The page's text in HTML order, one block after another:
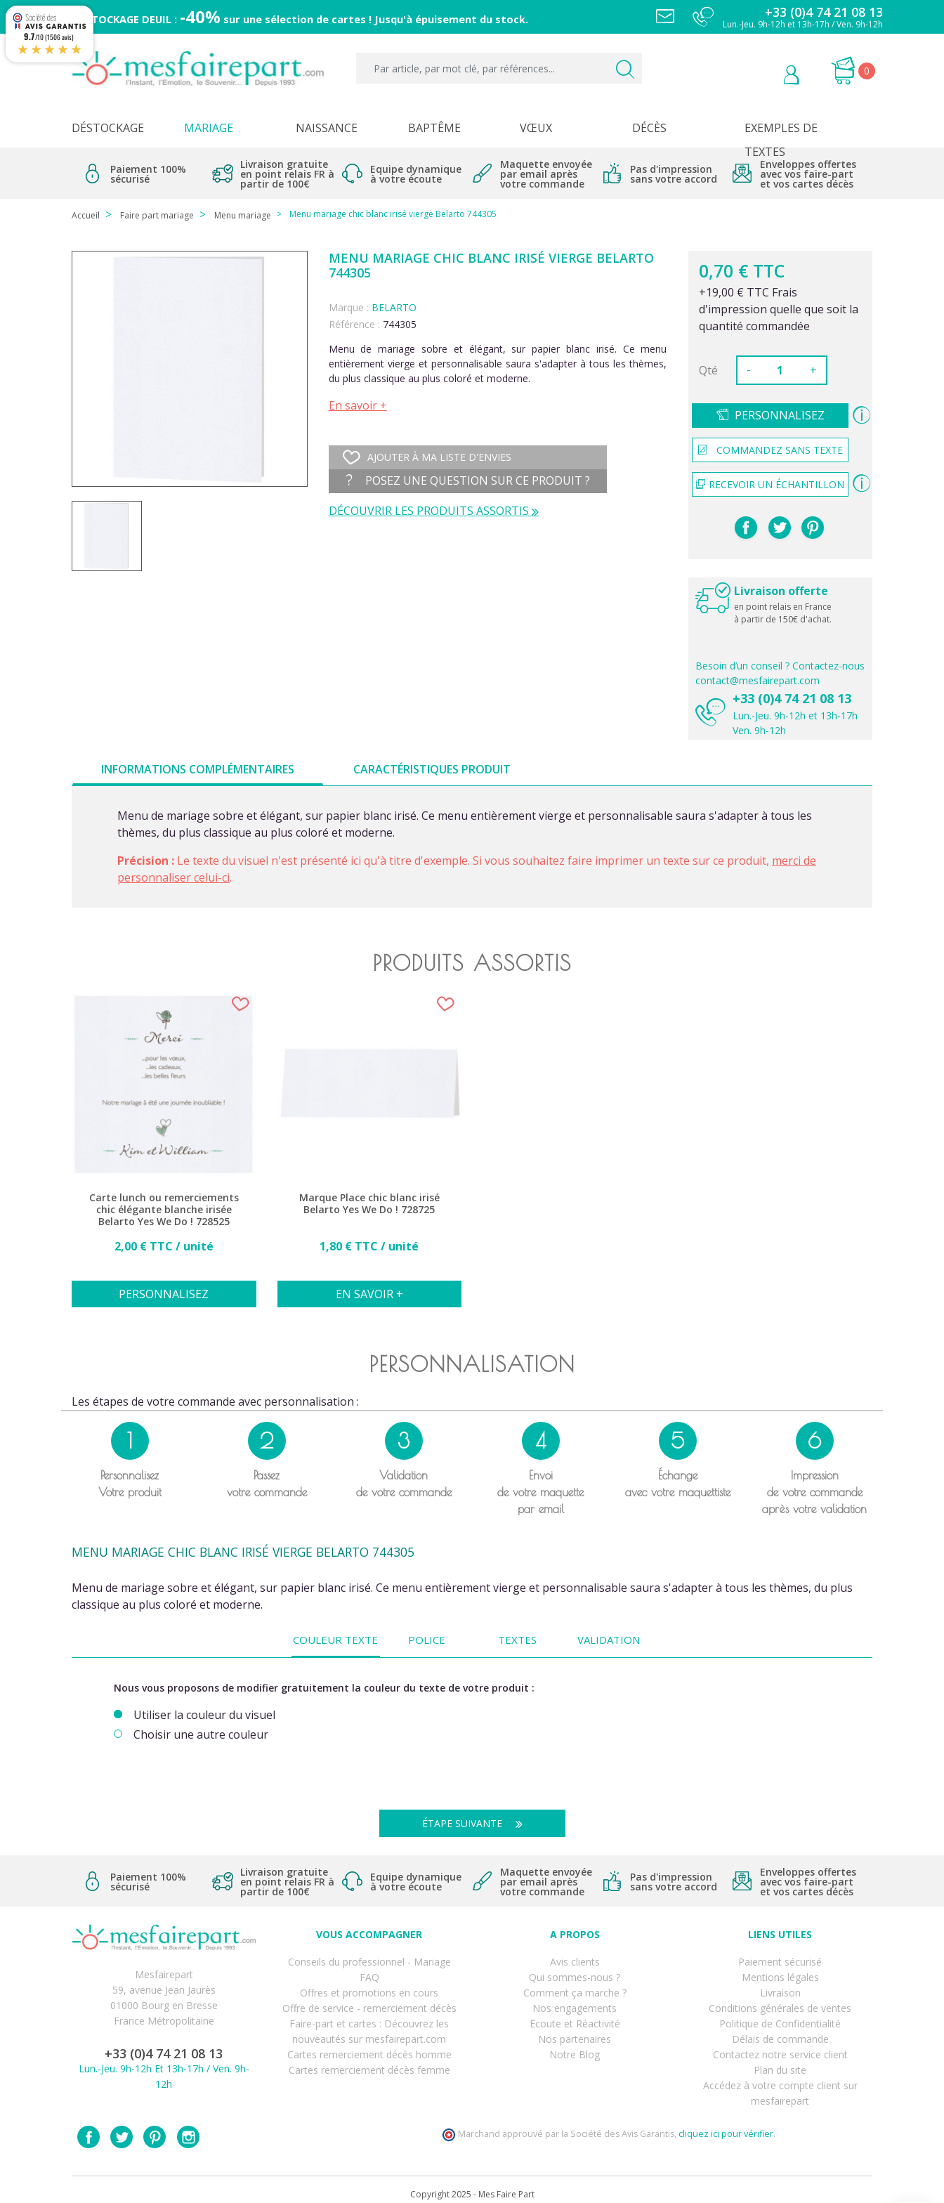
DESTOCKAGE DEUIL : -40% sur une sélection de cartes ! Jusqu'à épuisement du stock. +33 (0)4 74 21 08 13
Lun.-Jeu. 9h-12h et 13h-17h / Ven. 9h-12h
0
DÉSTOCKAGE MARIAGE NAISSANCE BAPTÊME VŒUX DÉCÈS
EXEMPLES DE
TEXTES
Paiement 100%
sécurisé
Livraison gratuite
en point relais FR à
partir de 100€
Equipe dynamique
à votre écoute
Maquette envoyée
par email après
votre commande
Pas d'impression
sans votre accord
Enveloppes offertes
avec vos faire-part
et vos cartes décès
Accueil Faire part mariage Menu mariage Menu mariage chic blanc irisé vierge Belarto 744305
MENU MARIAGE CHIC BLANC IRISÉ VIERGE BELARTO
744305
Marque : BELARTO
Référence : 744305
Menu de mariage sobre et élégant, sur papier blanc irisé. Ce menu
entièrement vierge et personnalisable saura s'adapter à tous les thèmes,
du plus classique au plus coloré et moderne.
En savoir +
AJOUTER À MA LISTE D'ENVIES
POSEZ UNE QUESTION SUR CE PRODUIT ?
DÉCOUVRIR LES PRODUITS ASSORTIS
0,70 € TTC
+19,00 € TTC Frais
d'impression quelle que soit la
quantité commandée
Qté - +
PERSONNALISEZ
COMMANDEZ SANS TEXTE
RECEVOIR UN ÉCHANTILLON
Livraison offerte
en point relais en France
à partir de 150€ d'achat.
Besoin d’un conseil ? Contactez-nous
contact@mesfairepart.com
+33 (0)4 74 21 08 13
Lun.-Jeu. 9h-12h et 13h-17h
Ven. 9h-12h
INFORMATIONS COMPLÉMENTAIRES CARACTÉRISTIQUES PRODUIT
Menu de mariage sobre et élégant, sur papier blanc irisé. Ce menu entièrement vierge et personnalisable saura s'adapter à tous les
thèmes, du plus classique au plus coloré et moderne.
Précision : Le texte du visuel n'est présenté ici qu'à titre d'exemple. Si vous souhaitez faire imprimer un texte sur ce produit, merci de
personnaliser celui-ci.
PRODUITS ASSORTIS
Carte lunch ou remerciements
chic élégante blanche irisée
Belarto Yes We Do ! 728525
Prix
2,00 € TTC / unité
PERSONNALISEZ
Marque Place chic blanc irisé
Belarto Yes We Do ! 728725
Prix
1,80 € TTC / unité
EN SAVOIR +
PERSONNALISATION
Les étapes de votre commande avec personnalisation :
1
Personnalisez
Votre produit
2
Passez
votre commande
3
Validation
de votre commande
4
Envoi
de votre maquette
par email
5
Échange
avec votre maquettiste
6
Impression
de votre commande
après votre validation
MENU MARIAGE CHIC BLANC IRISÉ VIERGE BELARTO 744305
Menu de mariage sobre et élégant, sur papier blanc irisé. Ce menu entièrement vierge et personnalisable saura s'adapter à tous les thèmes, du plus
classique au plus coloré et moderne.
COULEUR TEXTE POLICE TEXTES VALIDATION
Nous vous proposons de modifier gratuitement la couleur du texte de votre produit :
Utiliser la couleur du visuel
Choisir une autre couleur
ÉTAPE SUIVANTE
Paiement 100%
sécurisé
Livraison gratuite
en point relais FR à
partir de 100€
Equipe dynamique
à votre écoute
Maquette envoyée
par email après
votre commande
Pas d'impression
sans votre accord
Enveloppes offertes
avec vos faire-part
et vos cartes décès
Mesfairepart
59, avenue Jean Jaurès
01000 Bourg en Bresse
France Métropolitaine
+33 (0)4 74 21 08 13
Lun.-Jeu. 9h-12h Et 13h-17h / Ven. 9h-
12h
VOUS ACCOMPAGNER
Conseils du professionnel - Mariage
FAQ
Offres et promotions en cours
Offre de service - remerciement décès
Faire-part et cartes : Découvrez les
nouveautés sur mesfairepart.com
Cartes remerciement décès homme
Cartes remerciement décès femme
A PROPOS
Avis clients
Qui sommes-nous ?
Comment ça marche ?
Nos engagements
Ecoute et Réactivité
Nos partenaires
Notre Blog
LIENS UTILES
Paiement sécurisé
Mentions légales
Livraison
Conditions générales de ventes
Politique de Confidentialité
Délais de commande
Contactez notre service client
Plan du site
Accédez à votre compte client sur
mesfairepart
Marchand approuvé par la Société des Avis Garantis, cliquez ici pour vérifier.
Copyright 2025 - Mes Faire Part
9.7/10 (1506 avis)
★★★★★